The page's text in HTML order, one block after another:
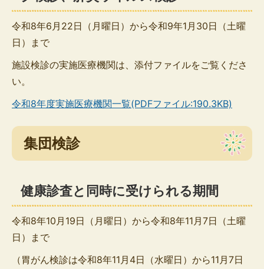
令和8年6月22日（月曜日）から令和9年1月30日（土曜
日）まで
施設検診の実施医療機関は、添付ファイルをご覧くださ
い。
令和8年度実施医療機関一覧(PDFファイル:190.3KB)
集団検診
健康診査と同時に受けられる期間
令和8年10月19日（月曜日）から令和8年11月7日（土曜
日）まで
（胃がん検診は令和8年11月4日（水曜日）から11月7日